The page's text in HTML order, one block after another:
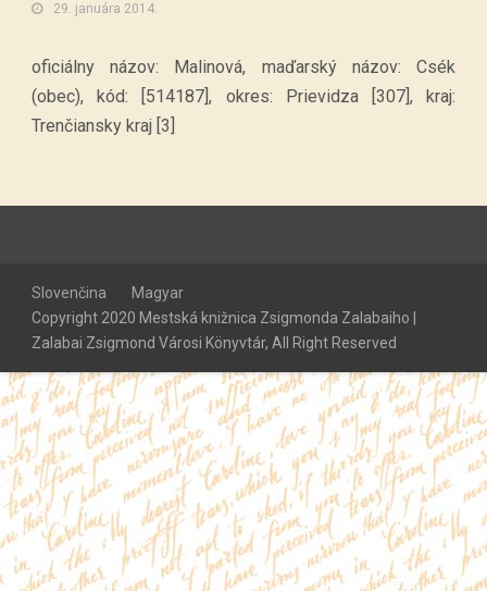
29. januára 2014.
oficiálny názov: Malinová, maďarský názov: Csék
(obec), kód: [514187], okres: Prievidza [307], kraj:
Trenčiansky kraj [3]
Slovenčina
Magyar
Copyright 2020 Mestská knižnica Zsigmonda Zalabaiho |
Zalabai Zsigmond Városi Könyvtár, All Right Reserved